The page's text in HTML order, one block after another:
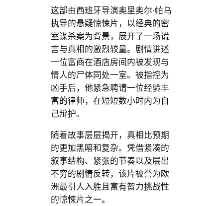
这部由西班牙导演奥里奥尔·帕乌
执导的悬疑惊悚片，以经典的密
室谋杀案为背景，展开了一场谎
言与真相的激烈较量。剧情讲述
一位富商在酒店房间内被发现与
情人的尸体同处一室。被指控为
凶手后，他紧急聘请一位经验丰
富的律师，在短短数小时内为自
己辩护。
随着故事层层揭开，真相比预期
的更加黑暗和复杂。凭借紧凑的
叙事结构、紧张的节奏以及层出
不穷的剧情反转，该片被誉为欧
洲最引人入胜且富有智力挑战性
的惊悚片之一。